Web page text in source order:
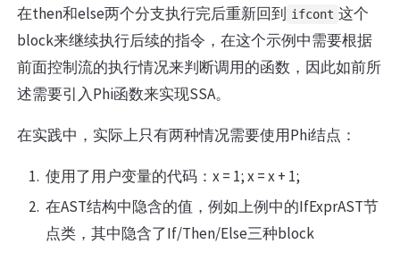
在then和else两个分支执行完后重新回到 ifcont 这个
block来继续执行后续的指令，在这个示例中需要根据
前面控制流的执行情况来判断调用的函数，因此如前所
述需要引入Phi函数来实现SSA。
在实践中，实际上只有两种情况需要使用Phi结点：
使用了用户变量的代码：x = 1; x = x + 1;
在AST结构中隐含的值，例如上例中的IfExprAST节
点类，其中隐含了If/Then/Else三种block